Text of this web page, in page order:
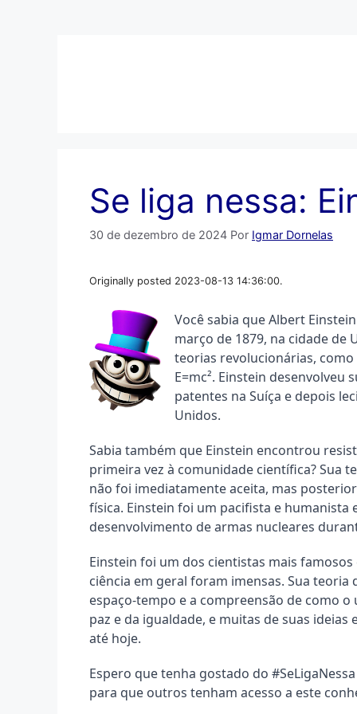
Se liga nessa:
30 de dezembro de 2024 Por Igmar Dornelas
Originally posted 2023-08-13 14:36:00.
Você sabia que Albert
março de 1879, na cidade de
teorias revolucionárias,
E=mc². Einstein
patentes na Suíça e depois
Unidos.
Sabia também que Einstein encontrou
primeira vez à comunidade científica? Sua
não foi imediatamente aceita, mas
física. Einstein foi um pacifista e
desenvolvimento de armas nucleares
Einstein foi um dos cientistas mais
ciência em geral foram imensas. Sua
espaço-tempo e a compreensão de como
paz e da igualdade, e muitas de suas
até hoje.
Espero que tenha gostado do
para que outros tenham acesso a este